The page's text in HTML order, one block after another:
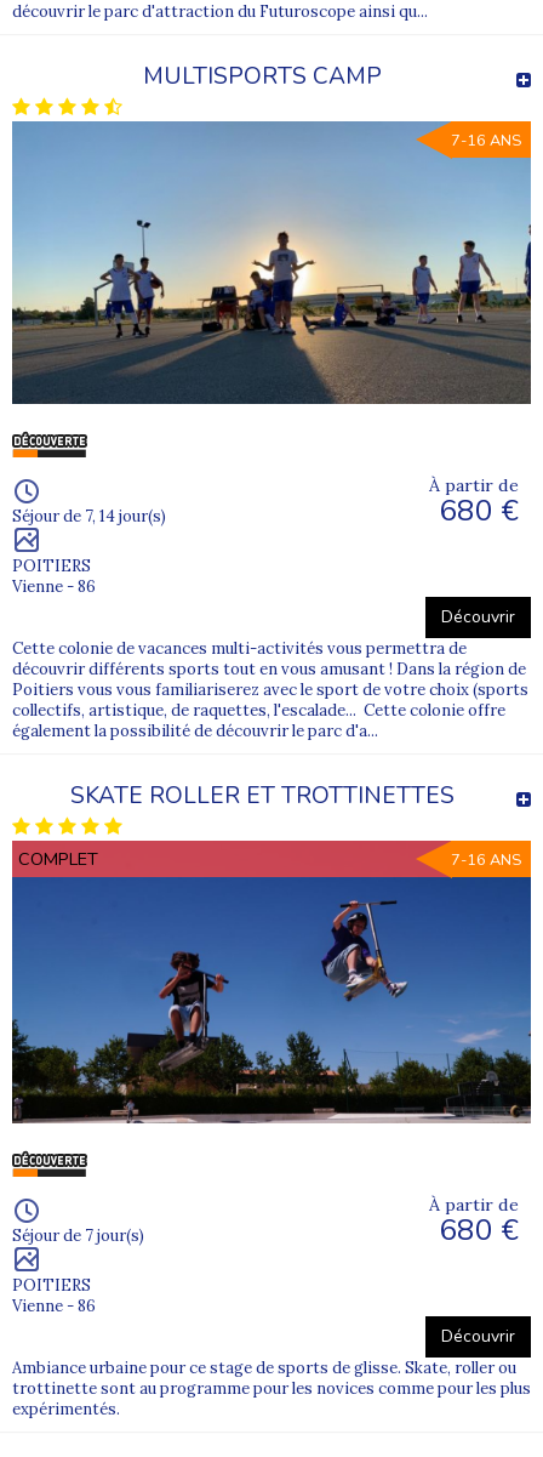
découvrir le parc d'attraction du Futuroscope ainsi qu...
MULTISPORTS CAMP
7-16 ANS
Séjour de 7, 14 jour(s)
POITIERS
Vienne - 86
À partir de
680 €
Découvrir
Cette colonie de vacances multi-activités vous permettra de
découvrir différents sports tout en vous amusant ! Dans la région de
Poitiers vous vous familiariserez avec le sport de votre choix (sports
collectifs, artistique, de raquettes, l'escalade... Cette colonie offre
également la possibilité de découvrir le parc d'a...
SKATE ROLLER ET TROTTINETTES
COMPLET 7-16 ANS
Séjour de 7 jour(s)
POITIERS
Vienne - 86
À partir de
680 €
Découvrir
Ambiance urbaine pour ce stage de sports de glisse. Skate, roller ou
trottinette sont au programme pour les novices comme pour les plus
expérimentés.